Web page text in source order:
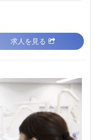
求人を見る